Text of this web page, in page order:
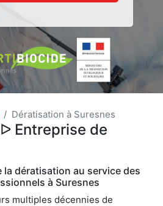
Dératisation à Suresnes
Entreprise de
dératisation au service des
à Suresnes
multiples décennies de